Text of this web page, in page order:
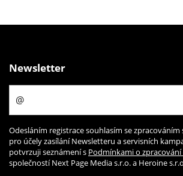
Newsletter
Odesláním registrace souhlasím se
pro účely zasílání Newsletteru a servisních
potvrzuji seznámení s Podmínkami o
společností Next Page Media s.r.o. a Heroine